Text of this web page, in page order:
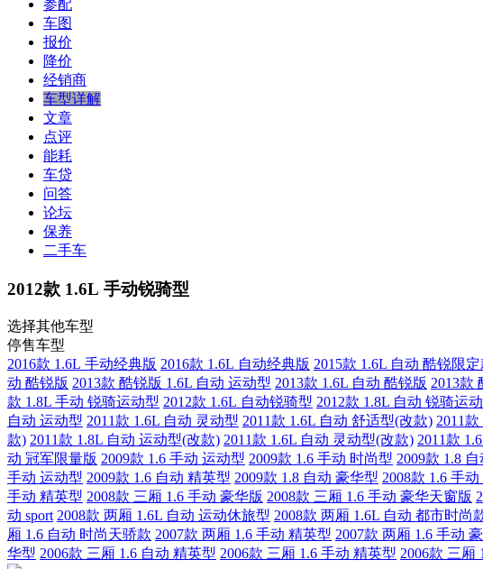
参配
车图
报价
降价
经销商
车型详解
文章
点评
能耗
车贷
问答
论坛
保养
二手车
2012款 1.6L 手动锐骑型
选择其他车型
停售车型
2016款 1.6L 手动经典版 2016款 1.6L 自动经典版 2015款 1.6L 自动 酷锐限定
动 酷锐版 2013款 酷锐版 1.6L 自动 运动型 2013款 1.6L 自动 酷锐版 2013款
款 1.8L 手动 锐骑运动型 2012款 1.6L 自动锐骑型 2012款 1.8L 自动 锐骑运
自动 运动型 2011款 1.6L 自动 灵动型 2011款 1.6L 自动 舒适型(改款) 2011
款) 2011款 1.8L 自动 运动型(改款) 2011款 1.6L 自动 灵动型(改款) 2011款
动 冠军限量版 2009款 1.6 手动 运动型 2009款 1.6 手动 时尚型 2009款 1.8
手动 运动型 2009款 1.6 自动 精英型 2009款 1.8 自动 豪华型 2008款 1.6 手
手动 精英型 2008款 三厢 1.6 手动 豪华版 2008款 三厢 1.6 手动 豪华天窗版
动 sport 2008款 两厢 1.6L 自动 运动休旅型 2008款 两厢 1.6L 自动 都市时尚
厢 1.6 自动 时尚天骄款 2007款 两厢 1.6 手动 精英型 2007款 两厢 1.6 手动
华型 2006款 三厢 1.6 自动 精英型 2006款 三厢 1.6 手动 精英型 2006款 三厢